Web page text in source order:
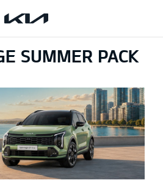
SUMMER PACK